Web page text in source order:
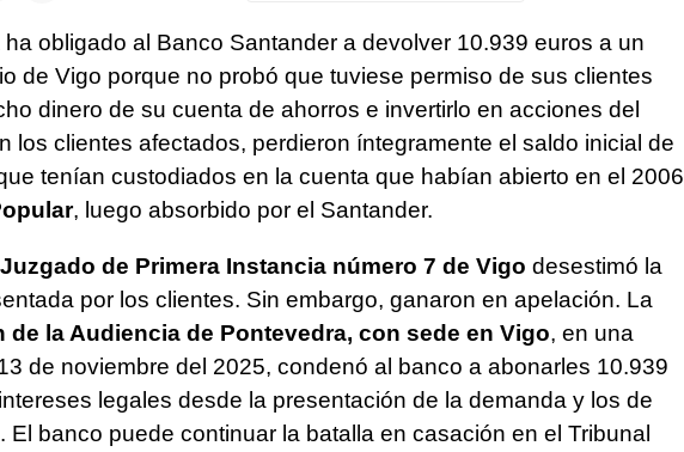
obligado al Banco Santander a devolver 10.939 euros a un
de Vigo porque no probó que tuviese permiso de sus clientes
dinero de su cuenta de ahorros e invertirlo en acciones del
los clientes afectados, perdieron íntegramente el saldo inicial de
tenían custodiados en la cuenta que habían abierto en el 2006
, luego absorbido por el Santander.
Juzgado de Primera Instancia número 7 de Vigo desestimó la
por los clientes. Sin embargo, ganaron en apelación. La
de la Audiencia de Pontevedra, con sede en Vigo, en una
de noviembre del 2025, condenó al banco a abonarles 10.939
legales desde la presentación de la demanda y los de
El banco puede continuar la batalla en casación en el Tribunal